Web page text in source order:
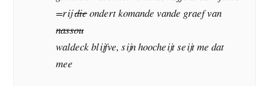
=rijdieondert komande vande graef van
nassou
waldeck blijfve, sijn hoocheijt seijt me dat
mee